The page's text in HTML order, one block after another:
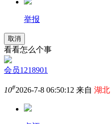
举报
取消
看看怎么个事
会员1218901
10#2026-7-8 06:50:12 来自 湖北